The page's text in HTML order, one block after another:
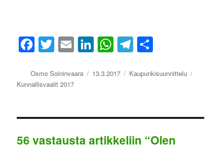
Fa
bo
ok
T
tte
r
E
ail
Li
ed
W
ts
Te
gr re
Kirjoittaja
Osmo Soininvaara Julkaistu
13.3.2017 Kategoriat
Kaupunkisuunnittelu
Kunnallisvaalit 2017
56 vastausta artikkeliin “Olen